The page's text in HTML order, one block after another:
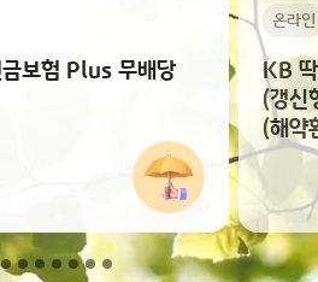
보험 Plus 무배당
온라인
KB
(갱신
(해약